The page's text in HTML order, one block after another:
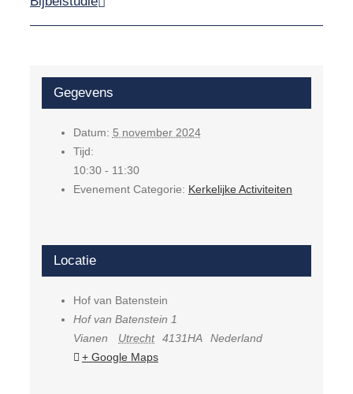
Gegevens
Datum: 5 november 2024
Tijd:
10:30 - 11:30
Evenement Categorie: Kerkelijke Activiteiten
Locatie
Hof van Batenstein
Hof van Batenstein 1
Vianen
Utrecht 4131HA
Nederland
+ Google Maps